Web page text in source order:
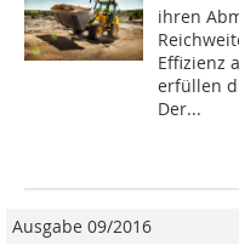
ihren
Effizienz
erfüllen
Der...
Ausgabe 09/2016